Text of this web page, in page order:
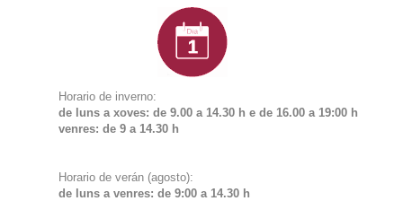
Horario de inverno:
de luns a xoves: de 9.00 a 14.30 h e de 16.00 a 19:00 h
venres: de 9 a 14.30 h
Horario de verán (agosto):
de luns a venres: de 9:00 a 14.30 h